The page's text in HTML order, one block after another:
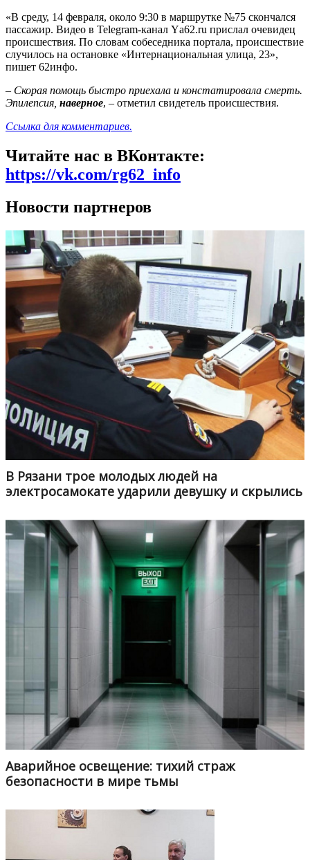
«В среду, 14 февраля, около 9:30 в маршрутке №75 скончался
пассажир. Видео в Telegram-канал Yа62.ru прислал очевидец
происшествия. По словам собеседника портала, происшествие
случилось на остановке «Интернациональная улица, 23»,
пишет 62инфо.
– Скорая помощь быстро приехала и констатировала смерть.
Эпилепсия, наверное, – отметил свидетель происшествия.
Ссылка для комментариев.
Читайте нас в ВКонтакте:
https://vk.com/rg62_info
Новости партнеров
В Рязани трое молодых людей на
электросамокате ударили девушку и скрылись
Аварийное освещение: тихий страж
безопасности в мире тьмы